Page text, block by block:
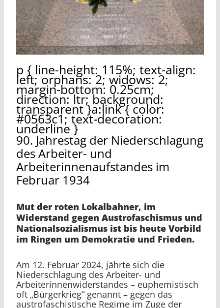
p { line-height: 115%; text-align:
left; orphans: 2; widows: 2;
margin-bottom: 0.25cm;
direction: ltr; background:
transparent }a:link { color:
#0563c1; text-decoration:
underline }
90. Jahrestag der Niederschlagung
des Arbeiter- und
Arbeiterinnenaufstandes im
Februar 1934
Mut der roten Lokalbahner, im
Widerstand gegen Austrofaschismus und
Nationalsozialismus ist bis heute Vorbild
im Ringen um Demokratie und Frieden.
Am 12. Februar 2024, jährte sich die
Niederschlagung des Arbeiter- und
Arbeiterinnenwiderstandes – euphemistisch
oft „Bürgerkrieg“ genannt – gegen das
austrofaschistische Regime im Zuge der